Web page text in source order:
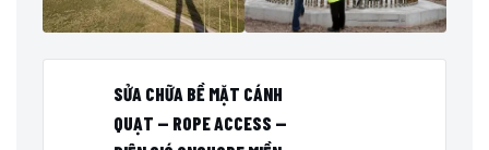
SỬA CHỮA BỀ MẶT CÁNH
QUẠT — ROPE ACCESS —